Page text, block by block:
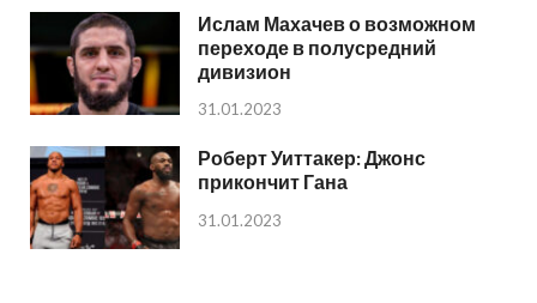
Ислам Махачев о возможном
переходе в полусредний
дивизион
31.01.2023
Роберт Уиттакер: Джонс
прикончит Гана
31.01.2023